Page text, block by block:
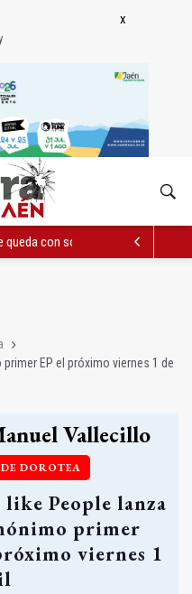
queda con solo dos bomberos por
EP el próximo viernes 1 de
Vallecillo
DOROTEA
like People lanza
primer
viernes 1